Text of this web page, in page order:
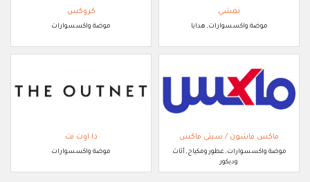
نمشي
موضة واكسسوارات, هدايا
كروكس
موضة واكسسوارات
ماكس فاشون / سيتي ماكس
موضة واكسسوارات, عطور ومكياج, أثاث
وديكور
ذا اوت نت
موضة واكسسوارات